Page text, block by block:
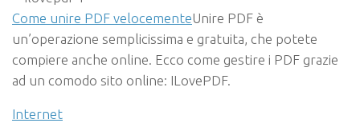
Come unire PDF velocementeUnire PDF è
un’operazione semplicissima e gratuita, che potete
compiere anche online. Ecco come gestire i PDF grazie
ad un comodo sito online: ILovePDF.
Internet